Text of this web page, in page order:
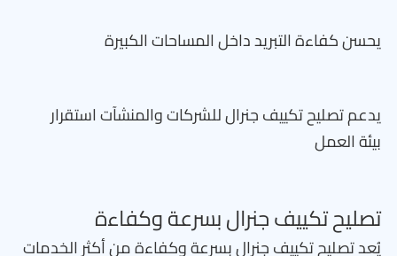
يحسن كفاءة التبريد داخل المساحات الكبيرة
يدعم تصليح تكييف جنرال للشركات والمنشآت استقرار
بيئة العمل
تصليح تكييف جنرال بسرعة وكفاءة
يُعد تصليح تكييف جنرال بسرعة وكفاءة من أكثر الخدمات